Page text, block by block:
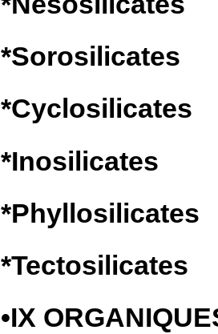
*Sorosilicates
*Cyclosilicates
*Inosilicates
*Phyllosilicates
*Tectosilicates
•IX